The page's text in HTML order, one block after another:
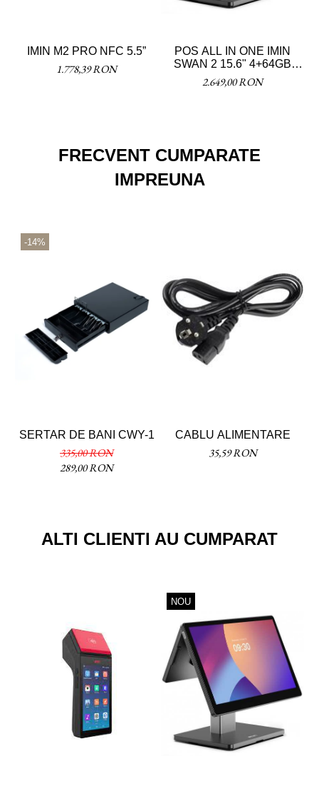
IMIN M2 PRO NFC 5.5”
1.778,39 RON
POS ALL IN ONE IMIN
SWAN 2 15.6" 4+64GB
+AFASIAJ CLIENT
2.649,00 RON
FRECVENT CUMPARATE
IMPREUNA
-14%
SERTAR DE BANI CWY-1
335,00 RON
289,00 RON
CABLU ALIMENTARE
35,59 RON
ALTI CLIENTI AU CUMPARAT
NOU